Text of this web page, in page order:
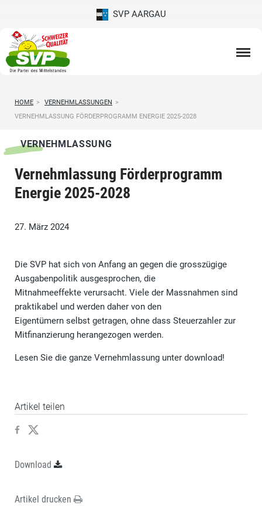
SVP AARGAU
HOME > VERNEHMLASSUNGEN >
VERNEHMLASSUNG FÖRDERPROGRAMM ENERGIE 2025-2028
VERNEHMLASSUNG
Vernehmlassung Förderprogramm
Energie 2025-2028
27. März 2024
Die SVP hat sich von Anfang an gegen die grosszügige
Ausgabenpolitik ausgesprochen, die
Mitnahmeeffekte verursacht. Viele der Massnahmen sind
praktikabel und werden daher von den
Eigentümern selbst getragen, ohne dass Steuerzahler zur
Mitfinanzierung herangezogen werden.
Lesen Sie die ganze Vernehmlassung unter download!
Artikel teilen
Download
Artikel drucken